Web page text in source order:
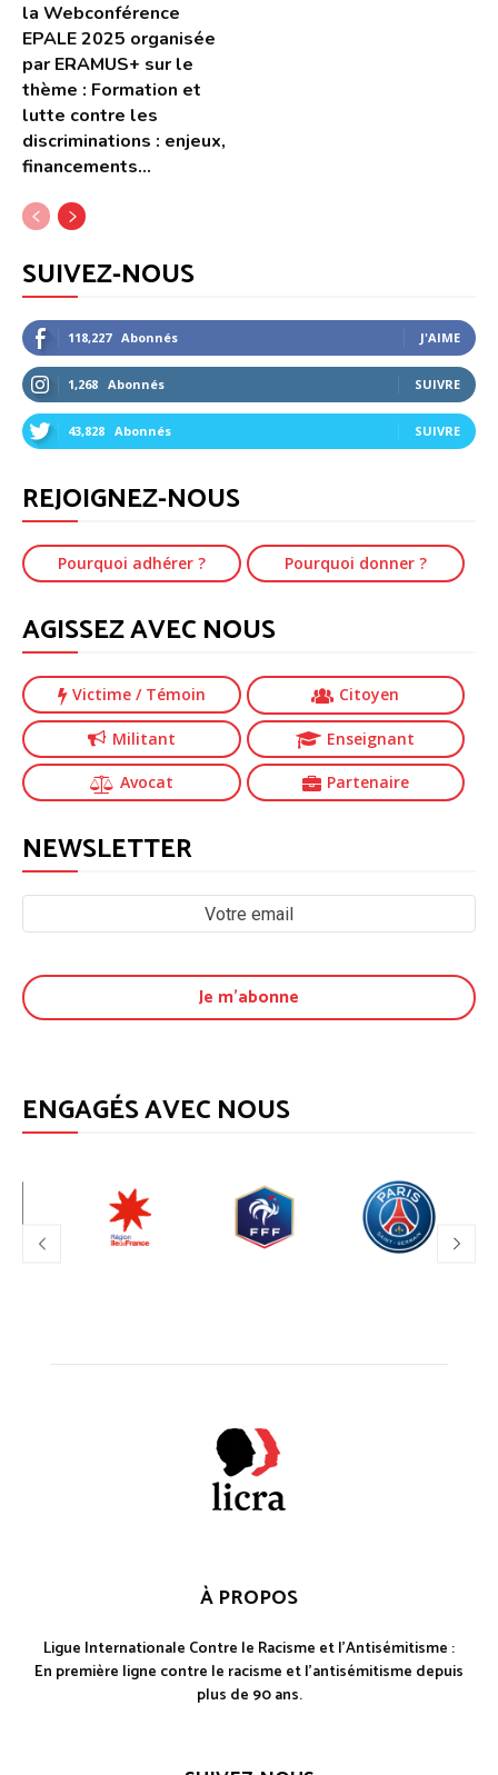
la Webconférence
EPALE 2025 organisée
par ERAMUS+ sur le
thème : Formation et
lutte contre les
discriminations : enjeux,
financements...
SUIVEZ-NOUS
118,227 Abonnés J'AIME
1,268 Abonnés SUIVRE
43,828 Abonnés SUIVRE
REJOIGNEZ-NOUS
Pourquoi adhérer ? Pourquoi donner ?
AGISSEZ AVEC NOUS
Victime / Témoin Citoyen
Militant Enseignant
Avocat Partenaire
NEWSLETTER
ENGAGÉS AVEC NOUS
À PROPOS
Ligue Internationale Contre le Racisme et l'Antisémitisme :
En première ligne contre le racisme et l'antisémitisme depuis
plus de 90 ans.